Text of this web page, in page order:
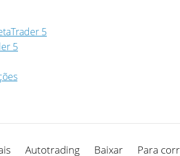
5
5
Autotrading Baixar Para